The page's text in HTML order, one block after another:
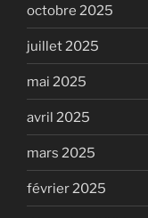
octobre 2025
juillet 2025
mai 2025
avril 2025
mars 2025
février 2025